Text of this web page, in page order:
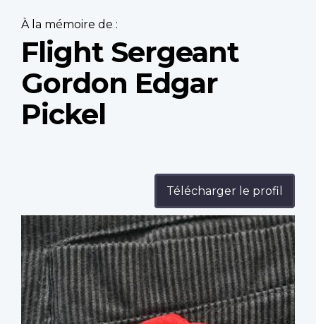
À la mémoire de :
Flight Sergeant
Gordon Edgar
Pickel
Télécharger le profil
Profile
image